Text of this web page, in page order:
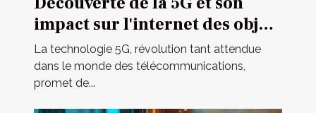
impact sur l'internet des objets
avantages et défis
La technologie 5G, révolution tant attendue
dans le monde des télécommunications,
promet de...